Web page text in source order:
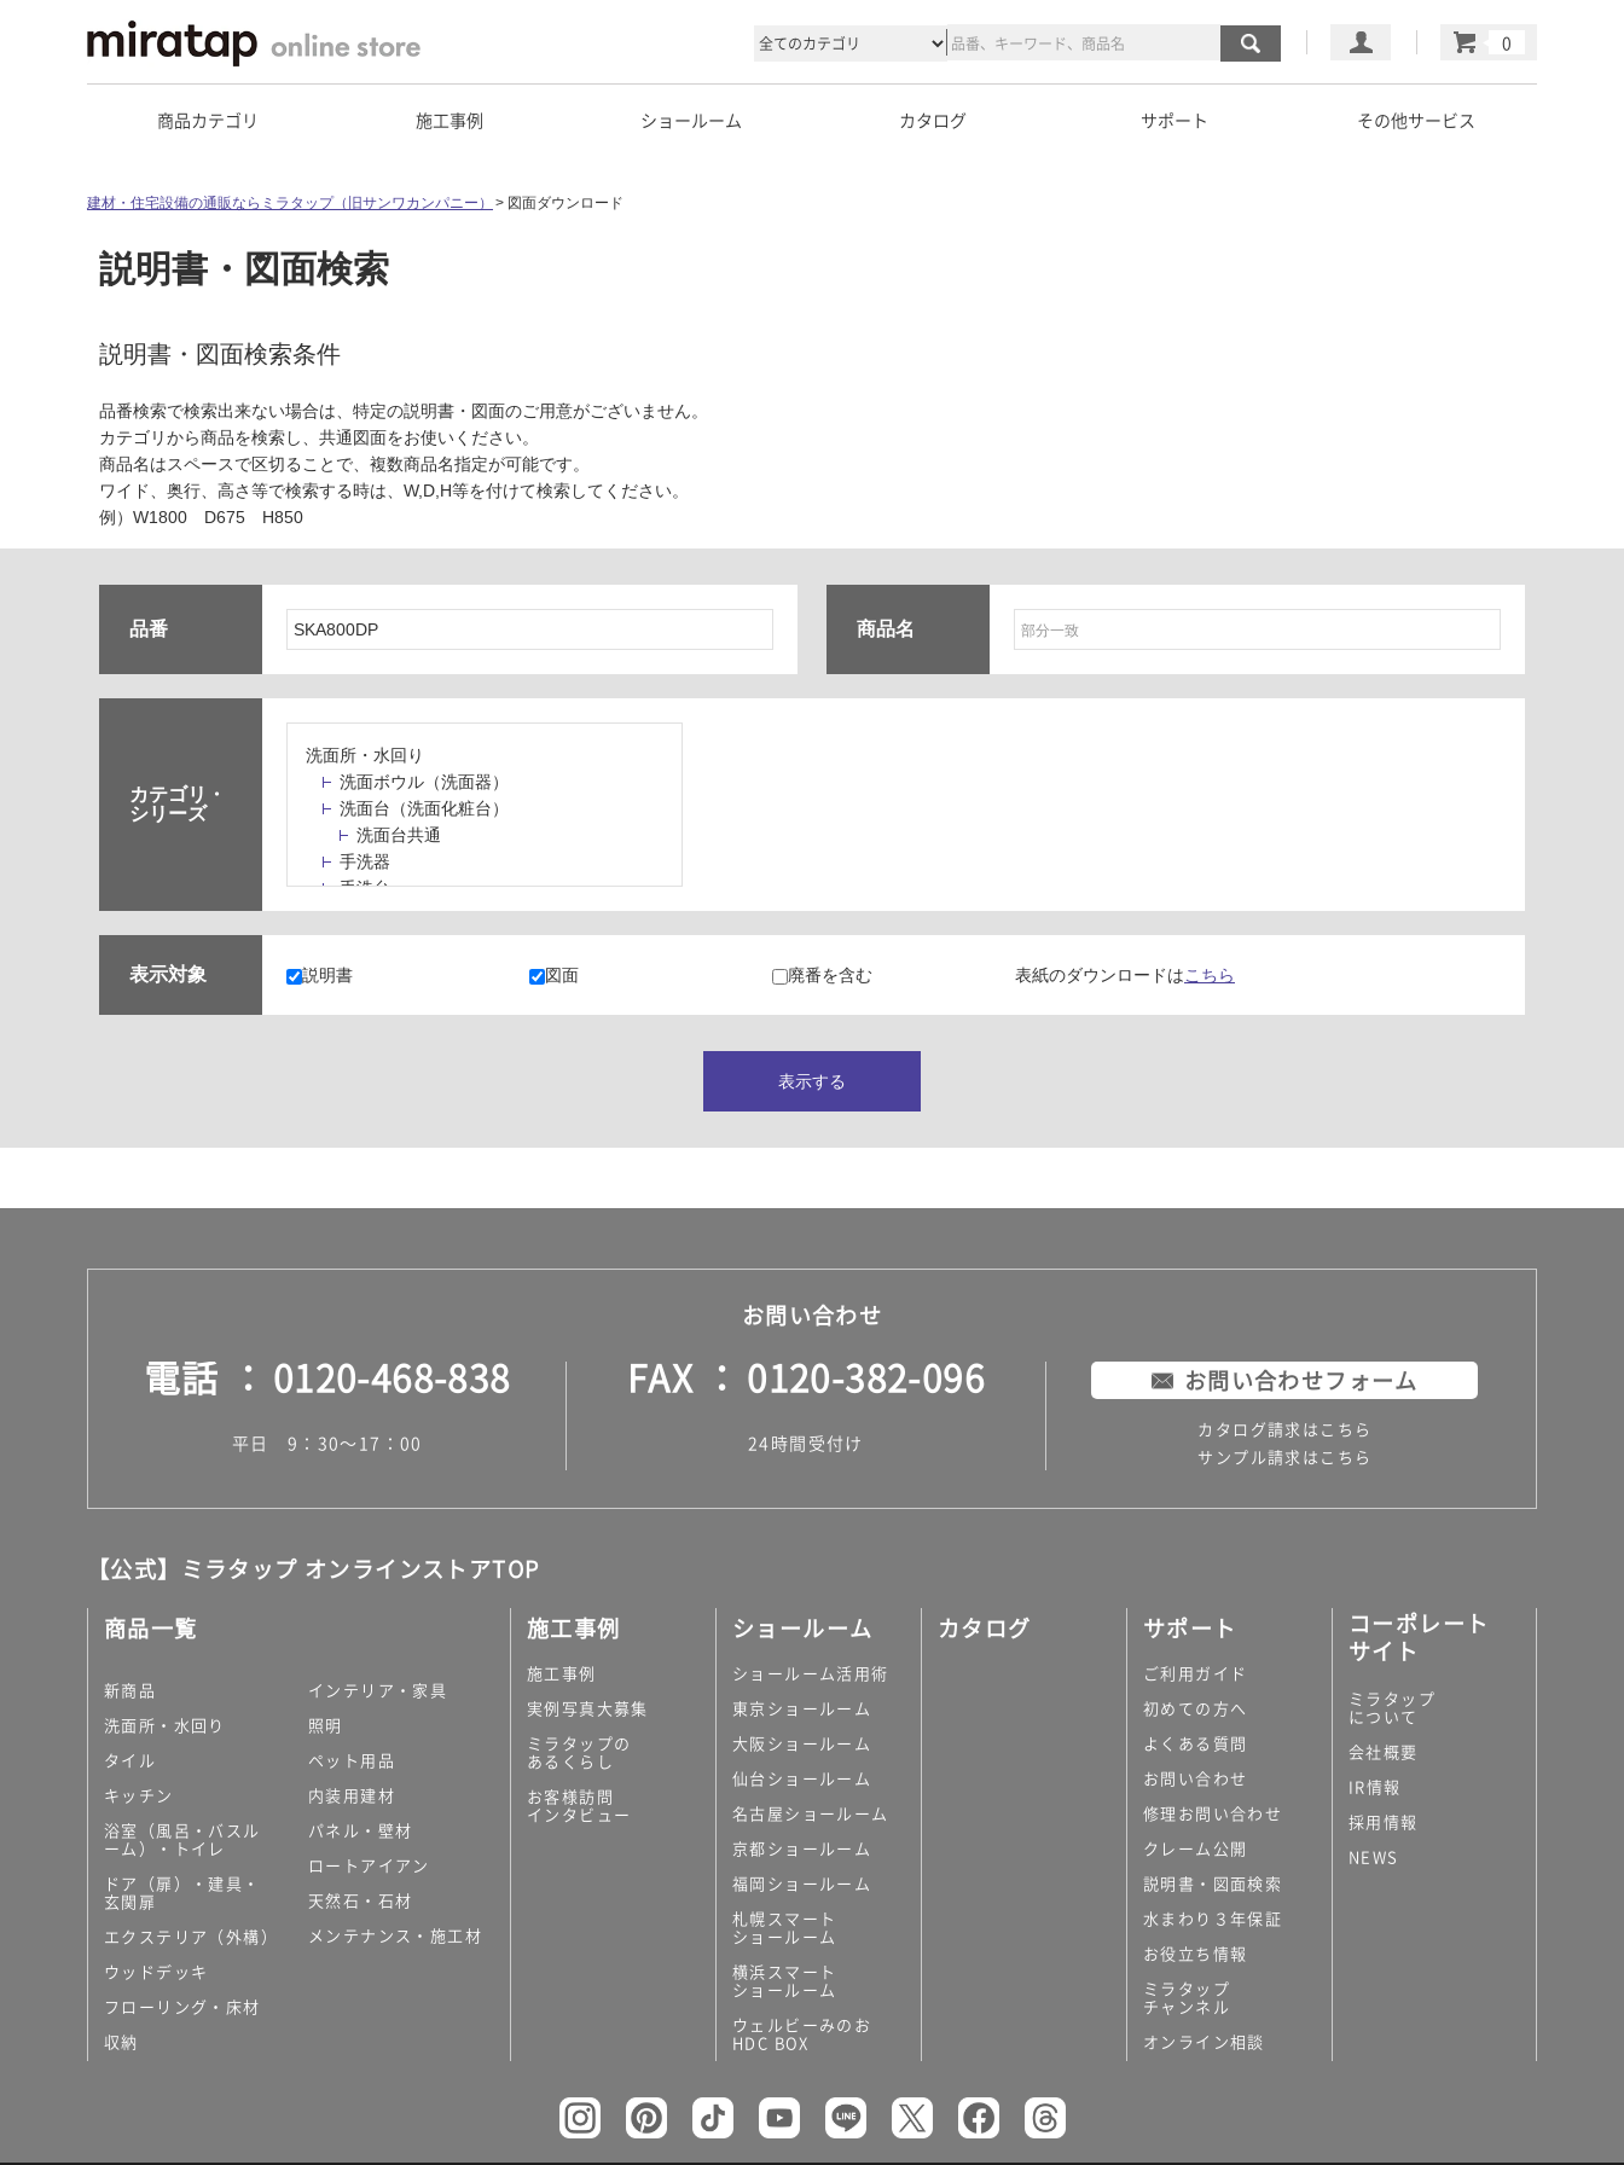
マイページ
カート
商品カテゴリ 施工事例 ショールーム カタログ サポート その他サービス
建材・住宅設備の通販ならミラタップ（旧サンワカンパニー） 図面ダウンロード
説明書・図面検索
説明書・図面検索条件
品番検索で検索出来ない場合は、特定の説明書・図面のご用意がございません。
カテゴリから商品を検索し、共通図面をお使いください。
商品名はスペースで区切ることで、複数商品名指定が可能です。
ワイド、奥行、高さ等で検索する時は、W,D,H等を付けて検索してください。
例）W1800 D675 H850
品番 商品名
カテゴリ・
シリーズ
洗面所・水回り
洗面ボウル（洗面器）
洗面台（洗面化粧台）
洗面台共通
手洗器
手洗台
水栓パン・スロップシンク
水栓金具・水栓（蛇口）・カラン
止水栓・排水金物
ミラー（鏡）
ランドリールーム
タイル
外壁タイル
洗面台タイル
屋内床タイル
テラコッタ調タイル
キッチン
コンパクトキッチン
コンパクトキッチンその他
カップボード（食器棚・キッチンボード）
コンビネーションキッチン（セクショナル
キッチン）
キッチン機器
表示対象 説明書 図面 廃番を含む 表紙のダウンロードはこちら
表示する
お問い合わせ
電話 0120-468-838
平日 9：30～17：00
FAX 0120-382-096
24時間受付け
お問い合わせフォーム
カタログ請求はこちら
サンプル請求はこちら
【公式】ミラタップ オンラインストアTOP
商品一覧
新商品
洗面所・水回り
タイル
キッチン
浴室（風呂・バスル
ーム）・トイレ
ドア（扉）・建具・
玄関扉
エクステリア（外構）
ウッドデッキ
フローリング・床材
収納
インテリア・家具
照明
ペット用品
内装用建材
パネル・壁材
ロートアイアン
天然石・石材
メンテナンス・施工材
施工事例
施工事例
実例写真大募集
ミラタップの
あるくらし
お客様訪問
インタビュー
ショールーム
ショールーム活用術
東京ショールーム
大阪ショールーム
仙台ショールーム
名古屋ショールーム
京都ショールーム
福岡ショールーム
札幌スマート
ショールーム
横浜スマート
ショールーム
ウェルビーみのお
HDC BOX
カタログ サポート
ご利用ガイド
初めての方へ
よくある質問
お問い合わせ
修理お問い合わせ
クレーム公開
説明書・図面検索
水まわり３年保証
お役立ち情報
ミラタップ
チャンネル
オンライン相談
コーポレート
サイト
ミラタップ
について
会社概要
IR情報
採用情報
NEWS